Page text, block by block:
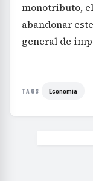
monotributo,
abandonar
general de
TAGS Economía